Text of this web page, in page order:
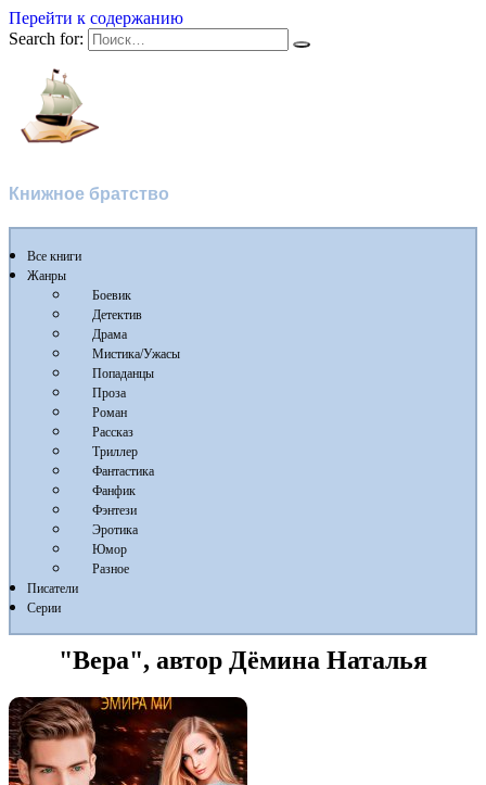
Перейти к содержанию
Search for:
Книжное братство
Все книги
Жанры
Боевик
Детектив
Драма
Мистика/Ужасы
Попаданцы
Проза
Роман
Рассказ
Триллер
Фантастика
Фанфик
Фэнтези
Эротика
Юмор
Разное
Писатели
Серии
"Вера", автор Дёмина Наталья